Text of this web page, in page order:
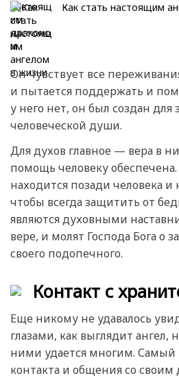
Как стать настоящим
Он чувствует все
и пытается поддержать и
у него нет, он был создан
человеческой души.
Для духов главное — вера в
помощь человеку обеспечена.
находится позади человека и
чтобы всегда защитить от
являются духовными
вере, и молят Господа Бога о
своего подопечного.
Контакт с
Еще никому не удавалось
глазами, как выглядит ангел,
ними удается многим.
контакта и общения со